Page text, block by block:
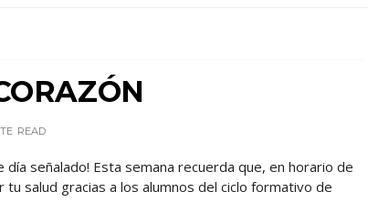
READ
señalado! Esta semana recuerda que, en horario de
salud gracias a los alumnos del ciclo formativo de